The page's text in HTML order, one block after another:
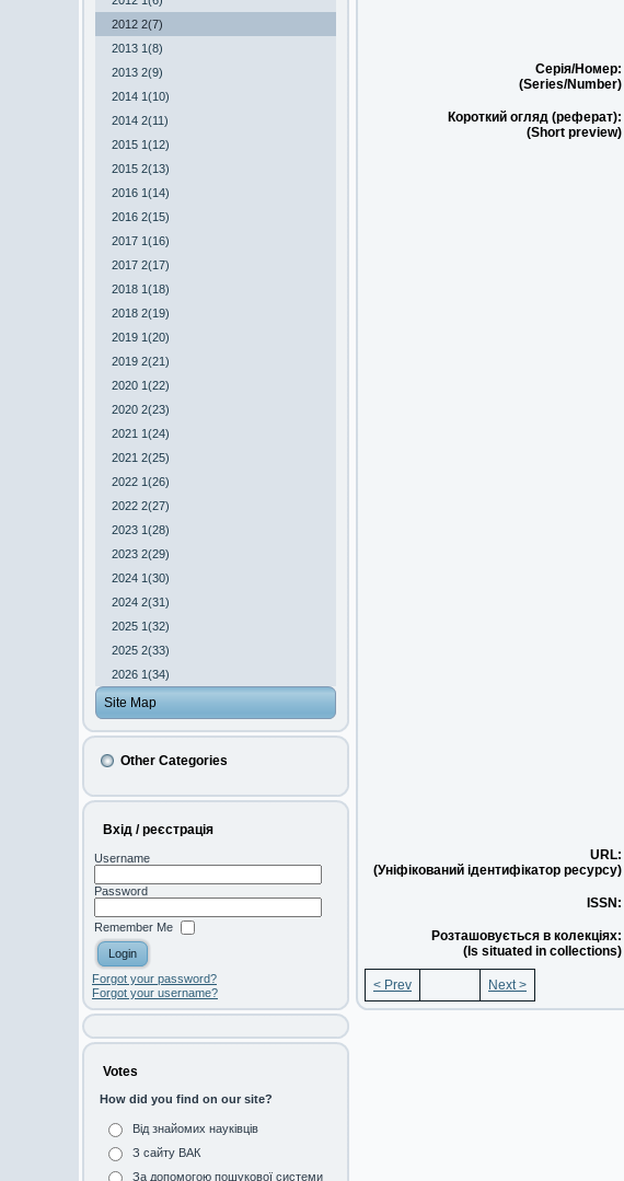
2012 2(7)
2013 1(8)
2013 2(9)
2014 1(10)
2014 2(11)
2015 1(12)
2015 2(13)
2016 1(14)
2016 2(15)
2017 1(16)
2017 2(17)
2018 1(18)
2018 2(19)
2019 1(20)
2019 2(21)
2020 1(22)
2020 2(23)
2021 1(24)
2021 2(25)
2022 1(26)
2022 2(27)
2023 1(28)
2023 2(29)
2024 1(30)
2024 2(31)
2025 1(32)
2025 2(33)
2026 1(34)
Site Map
Other Categories
Вхід / реєстрація
Username
Password
Remember Me
Forgot your password?
Forgot your username?
Votes
How did you find on our site?
Від знайомих науківців
З сайту ВАК
За допомогою пошукової системи
Серія/Номер:
(Series/Number)
Короткий огляд (реферат):
(Short preview)
URL:
(Уніфікований ідентифікатор ресурсу)
ISSN:
Розташовується в колекціях:
(Is situated in collections)
< Prev Next >